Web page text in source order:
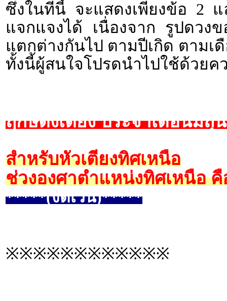
ซึ่งในทีนี้ จะแสดงเพียงข้อ 2
แจกแจงได้ เนื่องจาก รูปดวง
แตกต่างกันไป ตามปีเกิด ตามเ
ทั้งนี้ผู้สนใจโปรดนำไปใช้ด้วยค
ฤกษ์ตั้งเตียง ประจำเดือนมิถุ
สำหรับหัวเตียงทิศเหนือ
ช่วงองศาตำแหน่งทิศเหนือ คื
*****(งดเว้น)*****
※※※※※※※※※※※※